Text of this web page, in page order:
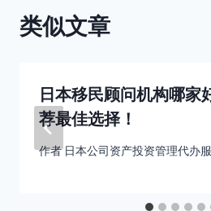
类似文章
日本移民顾问机构哪家
荐最佳选择！
作者 日本公司资产投资管理代办